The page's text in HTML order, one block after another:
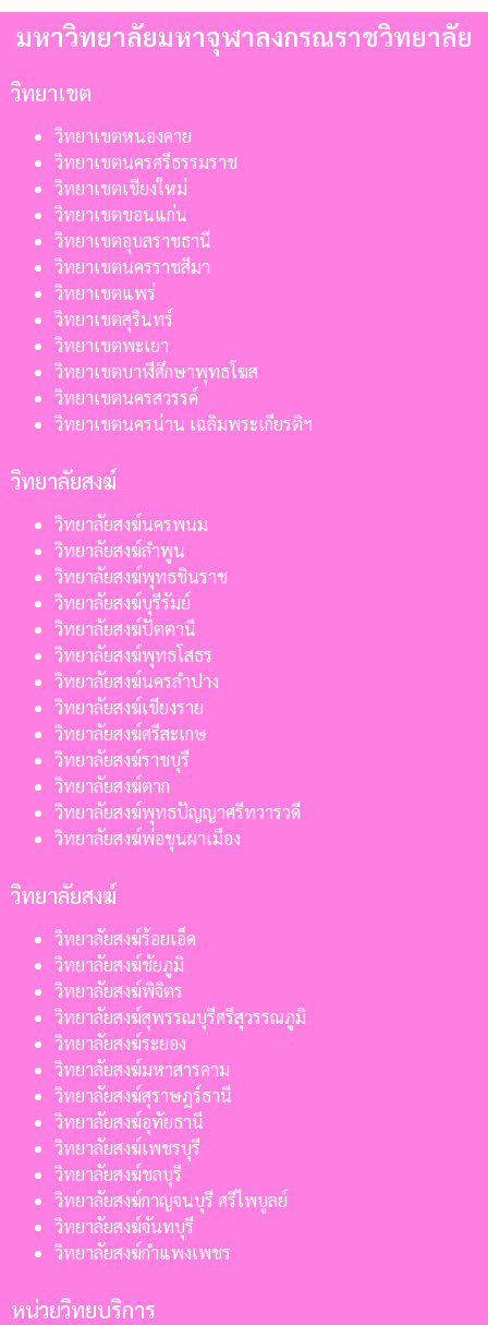
มหาวิทยาลัยมหาจุฬาลงกรณราชวิทยาลัย
วิทยาเขต
วิทยาเขตหนองคาย
วิทยาเขตนครศรีธรรมราช
วิทยาเขตเชียงใหม่
วิทยาเขตขอนแก่น
วิทยาเขตอุบลราชธานี
วิทยาเขตนครราชสีมา
วิทยาเขตแพร่
วิทยาเขตสุรินทร์
วิทยาเขตพะเยา
วิทยาเขตบาฬีศึกษาพุทธโฆส
วิทยาเขตนครสวรรค์
วิทยาเขตนครน่าน เฉลิมพระเกียรติฯ
วิทยาลัยสงฆ์
วิทยาลัยสงฆ์นครพนม
วิทยาลัยสงฆ์ลำพูน
วิทยาลัยสงฆ์พุทธชินราช
วิทยาลัยสงฆ์บุรีรัมย์
วิทยาลัยสงฆ์ปัตตานี
วิทยาลัยสงฆ์พุทธโสธร
วิทยาลัยสงฆ์นครลำปาง
วิทยาลัยสงฆ์เชียงราย
วิทยาลัยสงฆ์ศรีสะเกษ
วิทยาลัยสงฆ์ราชบุรี
วิทยาลัยสงฆ์ตาก
วิทยาลัยสงฆ์พุทธปัญญาศรีทวารวดี
วิทยาลัยสงฆ์พ่อขุนผาเมือง
วิทยาลัยสงฆ์
วิทยาลัยสงฆ์ร้อยเอ็ด
วิทยาลัยสงฆ์ชัยภูมิ
วิทยาลัยสงฆ์พิจิตร
วิทยาลัยสงฆ์สุพรรณบุรีศรีสุวรรณภูมิ
วิทยาลัยสงฆ์ระยอง
วิทยาลัยสงฆ์มหาสารคาม
วิทยาลัยสงฆ์สุราษฎร์ธานี
วิทยาลัยสงฆ์อุทัยธานี
วิทยาลัยสงฆ์เพชรบุรี
วิทยาลัยสงฆ์ชลบุรี
วิทยาลัยสงฆ์กาญจนบุรี ศรีไพบูลย์
วิทยาลัยสงฆ์จันทบุรี
วิทยาลัยสงฆ์กำแพงเพชร
หน่วยวิทยบริการ